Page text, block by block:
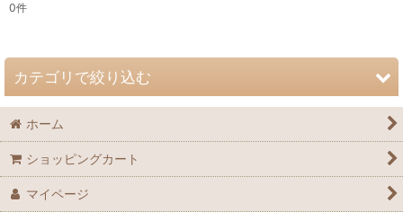
並び順 :
0件
カテゴリで絞り込む
自然史博物館友の会 会誌「Nature Study」 (全商品)
72巻（2026年）
71巻（2025年）
ホーム
ショッピングカート
マイページ